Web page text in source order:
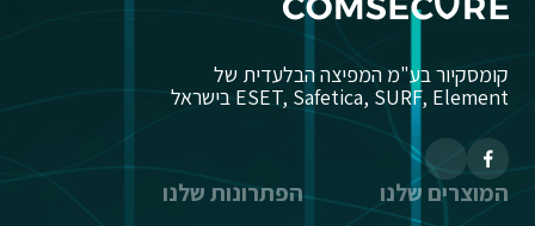
קומסקיור בע"מ המפיצה הבלעדית של
ESET, Safetica, SURF, Element בישראל
המוצרים שלנו הפתרונות שלנו